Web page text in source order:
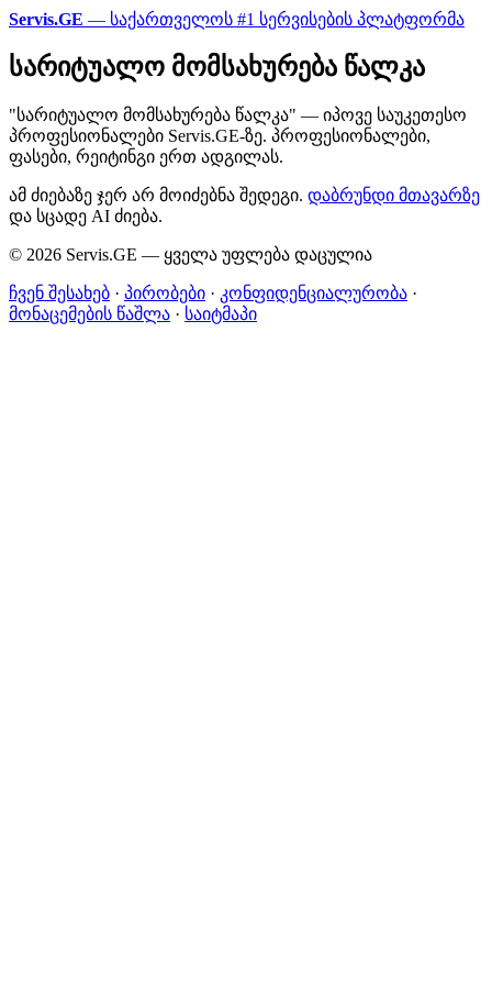
Servis.GE — საქართველოს #1 სერვისების პლატფორმა
სარიტუალო მომსახურება წალკა
"სარიტუალო მომსახურება წალკა" — იპოვე საუკეთესო
პროფესიონალები Servis.GE-ზე. პროფესიონალები,
ფასები, რეიტინგი ერთ ადგილას.
ამ ძიებაზე ჯერ არ მოიძებნა შედეგი. დაბრუნდი მთავარზე
და სცადე AI ძიება.
© 2026 Servis.GE — ყველა უფლება დაცულია
ჩვენ შესახებ · პირობები · კონფიდენციალურობა ·
მონაცემების წაშლა · საიტმაპი